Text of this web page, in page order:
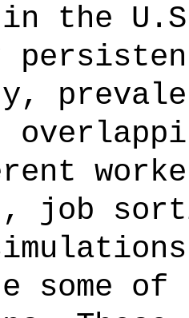
in the
job
of